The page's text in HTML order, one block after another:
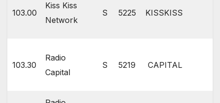
103.00
Kiss Kiss
Network
S 5225 KISSKISS
103.30
Radio
Capital
S 5219 CAPITAL